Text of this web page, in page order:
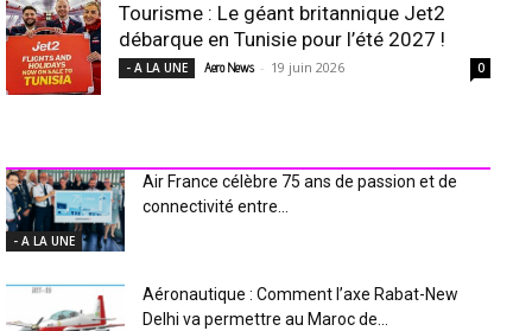
Tourisme : Le géant britannique Jet2
débarque en Tunisie pour l’été 2027 !
- A LA UNE Aero News - 19 juin 2026 0
- A LA UNE
Air France célèbre 75 ans de passion et de
connectivité entre...
Aéronautique : Comment l’axe Rabat-New
Delhi va permettre au Maroc de...